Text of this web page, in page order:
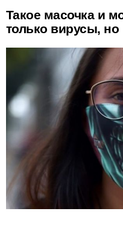
Такое масочка и
только вирусы, но